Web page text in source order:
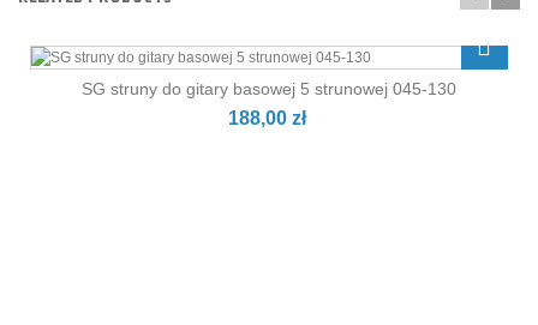
SG struny do gitary basowej 5 strunowej 045-130
188,00 zł